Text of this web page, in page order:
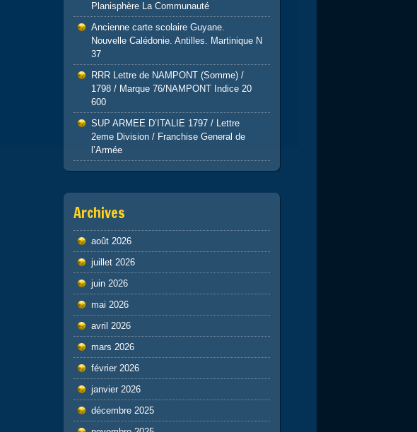
Planisphère La Communauté
Ancienne carte scolaire Guyane.
Nouvelle Calédonie. Antilles. Martinique N
37
RRR Lettre de NAMPONT (Somme) /
1798 / Marque 76/NAMPONT Indice 20
600
SUP ARMEE D’ITALIE 1797 / Lettre
2eme Division / Franchise General de
l’Armée
Archives
août 2026
juillet 2026
juin 2026
mai 2026
avril 2026
mars 2026
février 2026
janvier 2026
décembre 2025